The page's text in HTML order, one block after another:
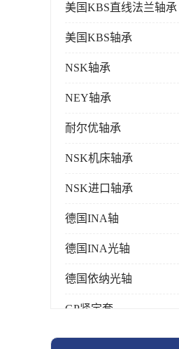
美国KBS直线法兰轴承
美国KBS轴承
NSK轴承
NEY轴承
耐尔优轴承
NSK机床轴承
NSK进口轴承
德国INA轴
德国INA光轴
德国依纳光轴
GP紧定套
SKF轴承